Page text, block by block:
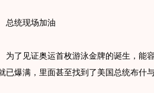
统现场加油
了见证奥运首枚游泳金牌的诞生，能容
已爆满，里面甚至找到了美国总统布什